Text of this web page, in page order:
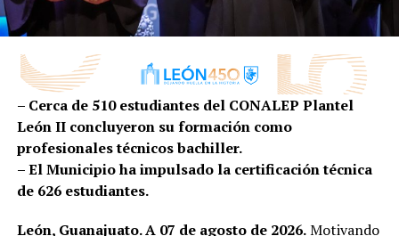
Además de las presentaciones escénicas, el encuentro
contempla talleres gratuitos con registro previo y
diversas actividades abiertas al público, convirtiéndose
en una excelente oportunidad para acercarse al mundo
del teatro.
FIACmx: diez días para descubrir el arte contemporáneo
Apenas termina el Encuentro Estatal de Teatro y León
continúa celebrando con otro de sus eventos culturales
– Cerca de 510 estudiantes del CONALEP Plantel
León II concluyeron su formación como
profesionales técnicos bachiller.
– El Municipio ha impulsado la certificación técnica
de 626 estudiantes.
León, Guanajuato. A 07 de agosto de 2026.Motivando